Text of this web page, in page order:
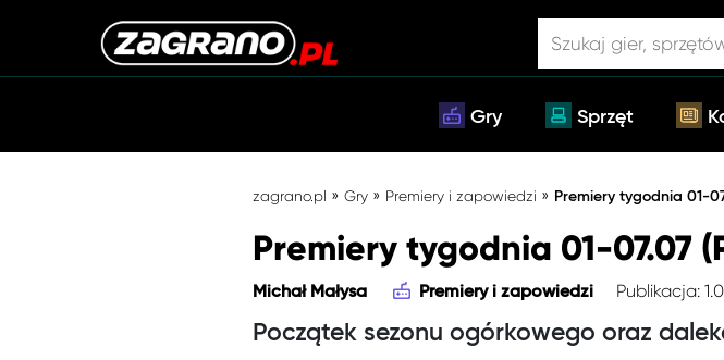
Gry Sprzęt
zagrano.pl » Gry » Premiery i zapowiedzi » Premiery tygodnia 01-
Premiery tygodnia 01-07.07
Michał Małysa Premiery i zapowiedzi Publikacja:
Początek sezonu ogórkowego oraz